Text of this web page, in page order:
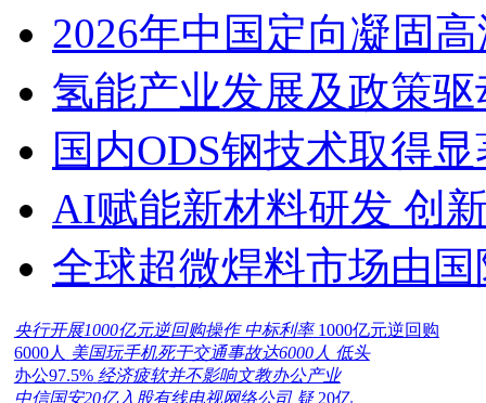
2026年中国定向凝固
氢能产业发展及政策
国内ODS钢技术取得
AI赋能新材料研发 创
全球超微焊料市场由
央行开展1000亿元逆回购操作 中标利率 1000亿元逆回购
6000人 美国玩手机死于交通事故达6000人 低头
办公97.5% 经济疲软并不影响文教办公产业
中信国安20亿入股有线电视网络公司 疑 20亿